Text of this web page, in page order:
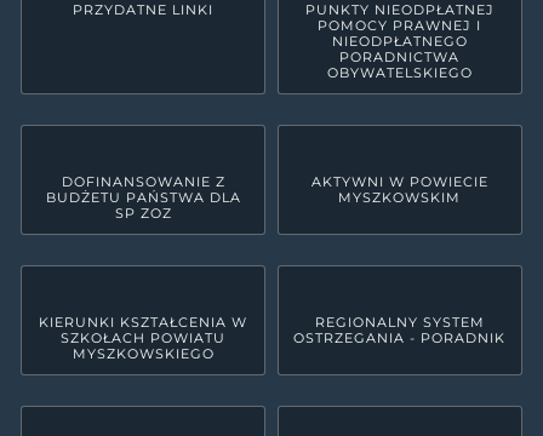
PRZYDATNE LINKI
PUNKTY NIEODPŁATNEJ
POMOCY PRAWNEJ I
NIEODPŁATNEGO
PORADNICTWA
OBYWATELSKIEGO
DOFINANSOWANIE Z
BUDŻETU PAŃSTWA DLA
SP ZOZ
AKTYWNI W POWIECIE
MYSZKOWSKIM
KIERUNKI KSZTAŁCENIA W
SZKOŁACH POWIATU
MYSZKOWSKIEGO
REGIONALNY SYSTEM
OSTRZEGANIA - PORADNIK